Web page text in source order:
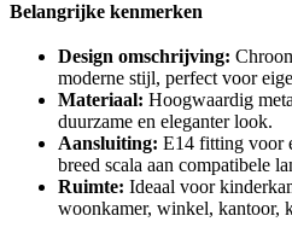
Belangrijke kenmerken
Design omschrijving:
moderne stijl, perfect voor
Materiaal: Hoogwaardig
duurzame en eleganter look.
Aansluiting: E14 fitting voor
breed scala aan compatibele
Ruimte: Ideaal voor
woonkamer, winkel, kantoor,